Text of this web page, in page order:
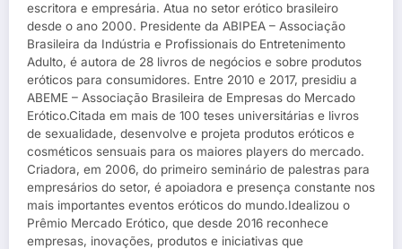
escritora e empresária. Atua no setor erótico brasileiro
desde o ano 2000. Presidente da ABIPEA – Associação
Brasileira da Indústria e Profissionais do Entretenimento
Adulto, é autora de 28 livros de negócios e sobre produtos
eróticos para consumidores. Entre 2010 e 2017, presidiu a
ABEME – Associação Brasileira de Empresas do Mercado
Erótico.Citada em mais de 100 teses universitárias e livros
de sexualidade, desenvolve e projeta produtos eróticos e
cosméticos sensuais para os maiores players do mercado.
Criadora, em 2006, do primeiro seminário de palestras para
empresários do setor, é apoiadora e presença constante nos
mais importantes eventos eróticos do mundo.Idealizou o
Prêmio Mercado Erótico, que desde 2016 reconhece
empresas, inovações, produtos e iniciativas que